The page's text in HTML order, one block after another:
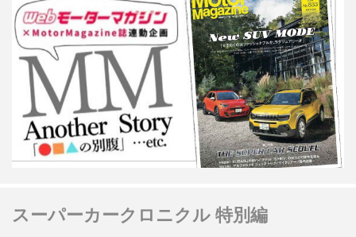
スーパーカークロニクル 特別編